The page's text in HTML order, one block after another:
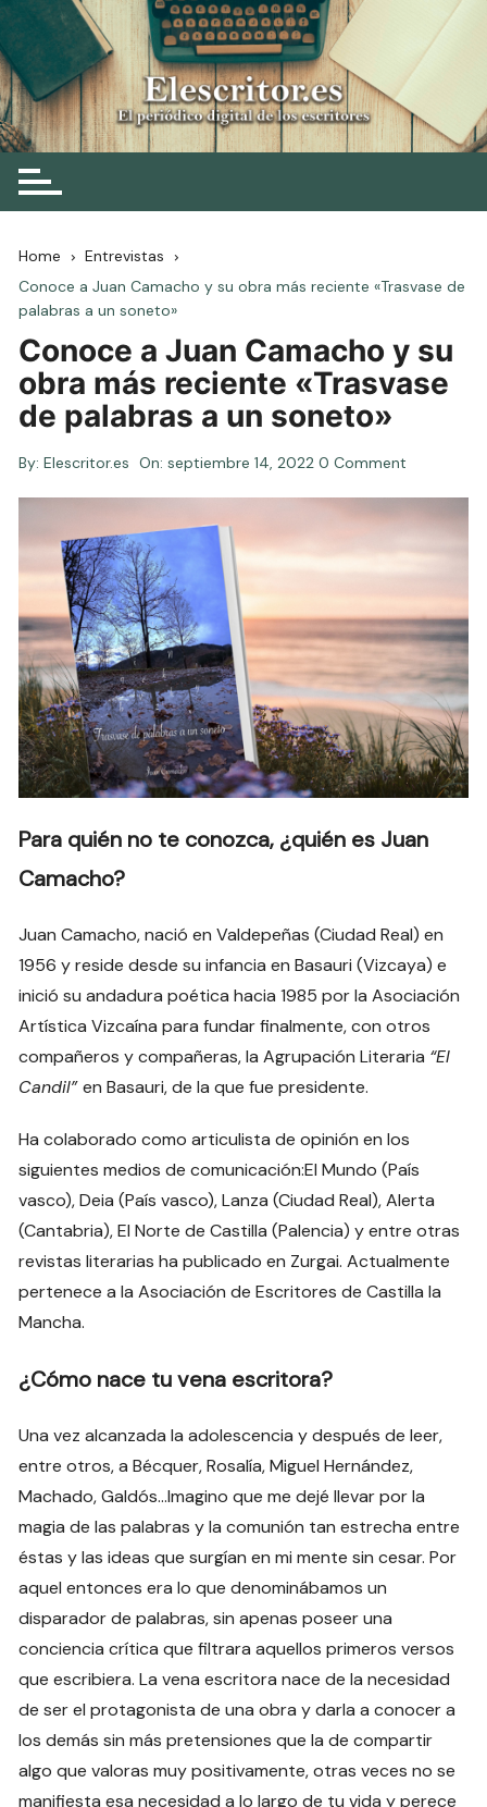
Skip
to
content
Elescritor.es
El periódico digital de los escritores
Home
Entrevistas
Conoce a Juan Camacho y su obra más reciente «Trasvase de
palabras a un soneto»
Conoce a Juan Camacho y su
obra más reciente «Trasvase
de palabras a un soneto»
By: Elescritor.es On:septiembre 14, 2022 0 Comment
Para quién no te conozca, ¿quién es Juan
Camacho?
Juan Camacho, nació en Valdepeñas (Ciudad Real) en
1956 y reside desde su infancia en Basauri (Vizcaya) e
inició su andadura poética hacia 1985 por la Asociación
Artística Vizcaína para fundar finalmente, con otros
compañeros y compañeras, la Agrupación Literaria “El
Candil”en Basauri, de la que fue presidente.
Ha colaborado como articulista de opinión en los
siguientes medios de comunicación:El Mundo (País
vasco), Deia (País vasco), Lanza (Ciudad Real), Alerta
(Cantabria), El Norte de Castilla (Palencia) y entre otras
revistas literarias ha publicado en Zurgai. Actualmente
pertenece a la Asociación de Escritores de Castilla la
Mancha.
¿Cómo nace tu vena escritora?
Una vez alcanzada la adolescencia y después de leer,
entre otros, a Bécquer, Rosalía, Miguel Hernández,
Machado, Galdós…Imagino que me dejé llevar por la
magia de las palabras y la comunión tan estrecha entre
éstas y las ideas que surgían en mi mente sin cesar. Por
aquel entonces era lo que denominábamos un
disparador de palabras, sin apenas poseer una
conciencia crítica que filtrara aquellos primeros versos
que escribiera. La vena escritora nace de la necesidad
de ser el protagonista de una obra y darla a conocer a
los demás sin más pretensiones que la de compartir
algo que valoras muy positivamente, otras veces no se
manifiesta esa necesidad a lo largo de tu vida y perece